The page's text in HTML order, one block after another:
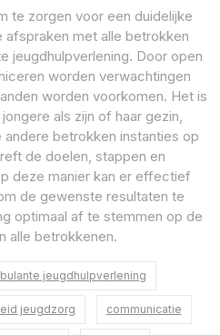
te zorgen voor een duidelijke
afspraken met alle betrokken
jeugdhulpverlening. Door open
worden verwachtingen
worden voorkomen. Het is
als zijn of haar gezin,
betrokken instanties op
de doelen, stappen en
deze manier kan er effectief
de gewenste resultaten te
optimaal af te stemmen op de
alle betrokkenen.
jeugdhulpverlening
jeugdzorg communicatie